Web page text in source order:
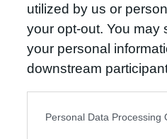
utilized by us or
your opt-out. You may
your personal
downstream
us to third parties on
Personal Data Processing